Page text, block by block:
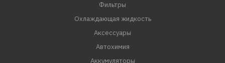
Фильтры
Охлаждающая жидкость
Аксессуары
Автохимия
Аккумуляторы